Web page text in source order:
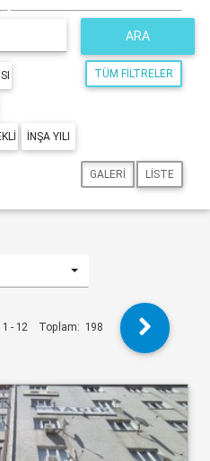
ARA
İNŞA YILI
TÜM FILTRELER
GALERI LISTE
1 - 12 Toplam: 198